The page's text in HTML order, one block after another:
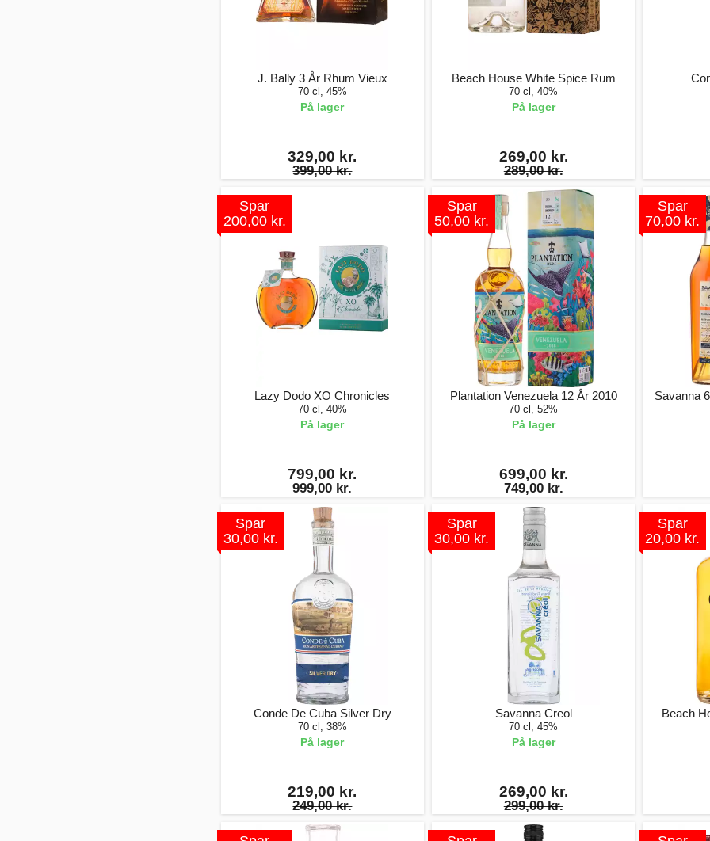
J. Bally 3 År Rhum Vieux
70 cl, 45%
På lager
329,00 kr.
399,00 kr.
Beach House White Spice Rum
70 cl, 40%
På lager
269,00 kr.
289,00 kr.
Spar
200,00 kr.
Lazy Dodo XO Chronicles
70 cl, 40%
På lager
799,00 kr.
999,00 kr.
Spar
50,00 kr.
Plantation Venezuela 12 År 2010
70 cl, 52%
På lager
699,00 kr.
749,00 kr.
Spar
70,00 kr.
Savanna
Spar
30,00 kr.
Conde De Cuba Silver Dry
70 cl, 38%
På lager
219,00 kr.
249,00 kr.
Spar
30,00 kr.
Savanna Creol
70 cl, 45%
På lager
269,00 kr.
299,00 kr.
Spar
20,00 kr.
Beach